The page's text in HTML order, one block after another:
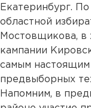
Екатеринбург.
областной
Мостовщикова,
кампании
самым настоящим
предвыборных
Напомним, в